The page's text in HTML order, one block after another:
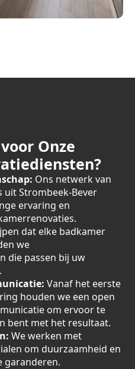
Onze
Ons netwerk van
Strombeek-Bever
ervaring en
dat elke badkamer
we
die passen bij uw
Vanaf het eerste
houden we een open
om ervoor te
bent met het resultaat.
We werken met
om duurzaamheid en
garanderen.